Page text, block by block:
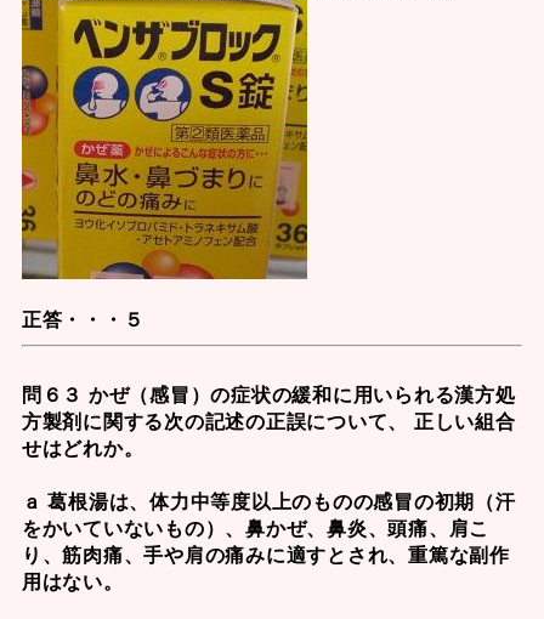
正答・・・５
問６３ かぜ（感冒）の症状の緩和に用いられる漢方処
方製剤に関する次の記述の正誤について、 正しい組合
せはどれか。
ａ 葛根湯は、体力中等度以上のものの感冒の初期（汗
をかいていないもの）、鼻かぜ、鼻炎、頭痛、肩こ
り、筋肉痛、手や肩の痛みに適すとされ、重篤な副作
用はない。